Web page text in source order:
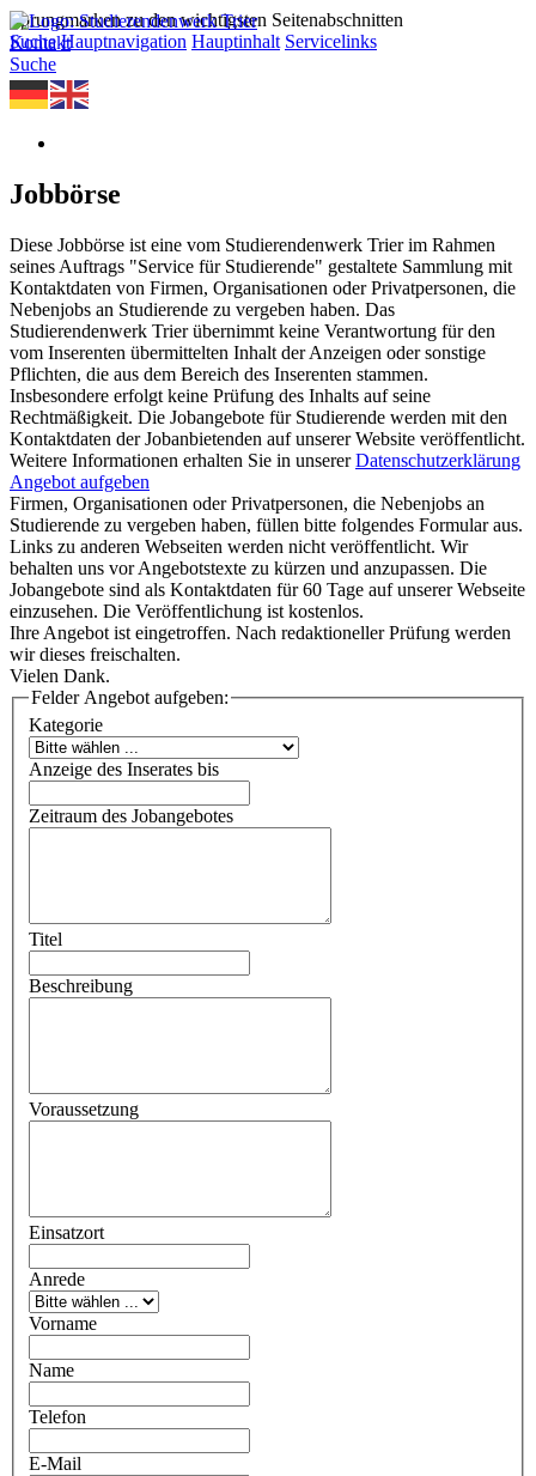
Sprungmarken zu den wichtigsten Seitenabschnitten
Suche Hauptnavigation Hauptinhalt Servicelinks
Kontakt
Suche
Jobbörse
Diese Jobbörse ist eine vom Studierendenwerk Trier im Rahmen
seines Auftrags "Service für Studierende" gestaltete Sammlung mit
Kontaktdaten von Firmen, Organisationen oder Privatpersonen, die
Nebenjobs an Studierende zu vergeben haben. Das
Studierendenwerk Trier übernimmt keine Verantwortung für den
vom Inserenten übermittelten Inhalt der Anzeigen oder sonstige
Pflichten, die aus dem Bereich des Inserenten stammen.
Insbesondere erfolgt keine Prüfung des Inhalts auf seine
Rechtmäßigkeit. Die Jobangebote für Studierende werden mit den
Kontaktdaten der Jobanbietenden auf unserer Website veröffentlicht.
Weitere Informationen erhalten Sie in unsererDatenschutzerklärung
Angebot aufgeben
Firmen, Organisationen oder Privatpersonen, die Nebenjobs an
Studierende zu vergeben haben, füllen bitte folgendes Formular aus.
Links zu anderen Webseiten werden nicht veröffentlicht. Wir
behalten uns vor Angebotstexte zu kürzen und anzupassen. Die
Jobangebote sind als Kontaktdaten für 60 Tage auf unserer Webseite
einzusehen. Die Veröffentlichung ist kostenlos.
Ihre Angebot ist eingetroffen. Nach redaktioneller Prüfung werden
wir dieses freischalten.
Vielen Dank.
Felder Angebot aufgeben:
Kategorie
Anzeige des Inserates bis
Zeitraum des Jobangebotes
Titel
Beschreibung
Voraussetzung
Einsatzort
Anrede
Vorname
Name
Telefon
E-Mail